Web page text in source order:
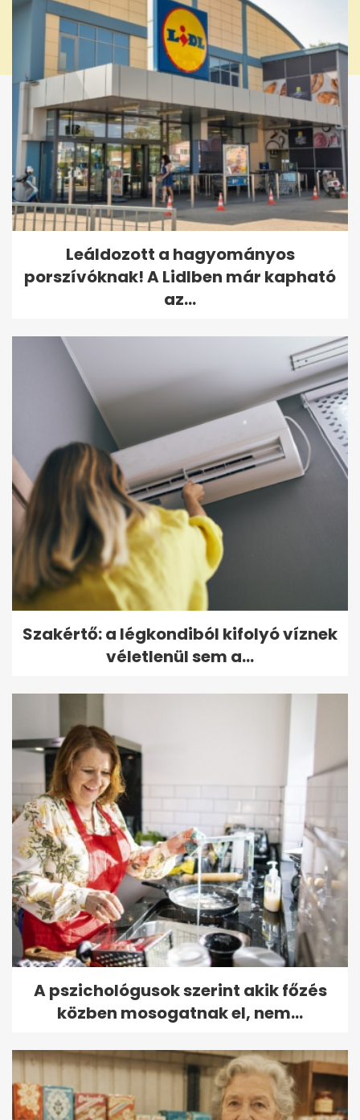
Leáldozott a hagyományos
porszívóknak! A Lidlben már kapható
az...
Szakértő: a légkondiból kifolyó víznek
véletlenül sem a...
A pszichológusok szerint akik főzés
közben mosogatnak el, nem...